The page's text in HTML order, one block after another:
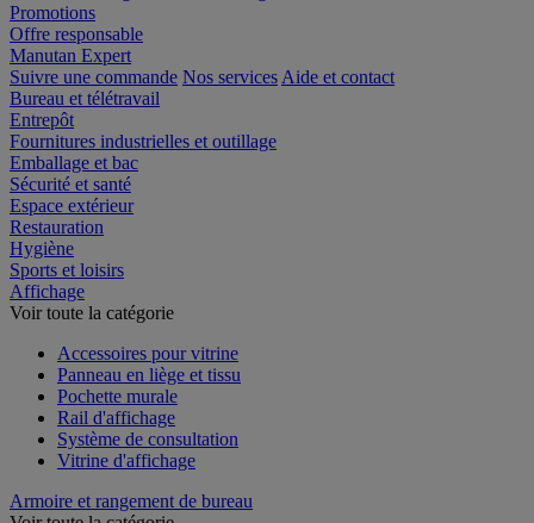
Promotions
Offre responsable
Manutan Expert
Suivre une commande Nos services Aide et contact
Bureau et télétravail
Entrepôt
Fournitures industrielles et outillage
Emballage et bac
Sécurité et santé
Espace extérieur
Restauration
Hygiène
Sports et loisirs
Affichage
Voir toute la catégorie
Accessoires pour vitrine
Panneau en liège et tissu
Pochette murale
Rail d'affichage
Système de consultation
Vitrine d'affichage
Armoire et rangement de bureau